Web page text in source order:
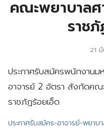
คณะพยาบาลศ
ราช
21
ประกาศรับสมัครพนักงานม
อาจารย์ 2 อัตรา สังกัดคณ
ราชภัฏร้อยเอ็ด
ประกาศรับสมัคร-อาจารย์-พยาบ